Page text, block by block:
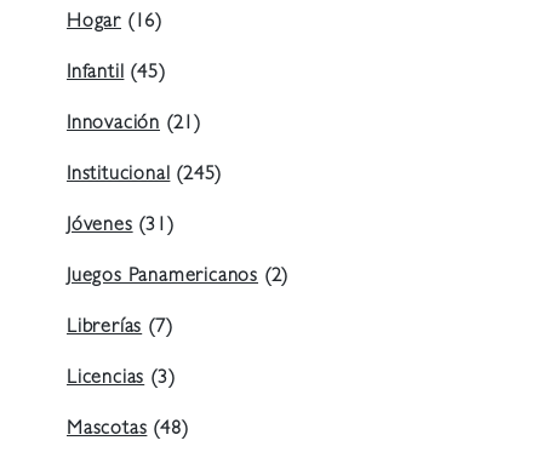
Hogar (16)
Infantil (45)
Innovación (21)
Institucional (245)
Jóvenes (31)
Juegos Panamericanos (2)
Librerías (7)
Licencias (3)
Mascotas (48)